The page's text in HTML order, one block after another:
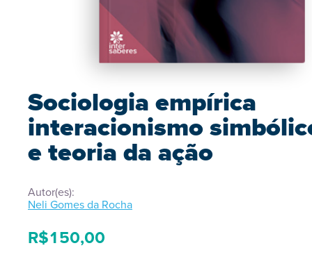
Sociologia empírica
interacionismo
e teoria da ação
Autor(es):
Neli Gomes da Rocha
R$150,00